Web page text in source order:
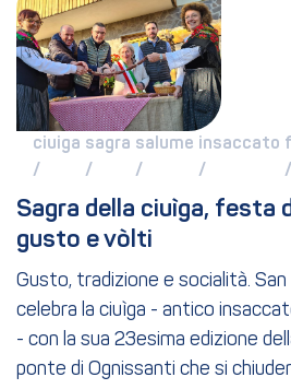
ciuiga
/
sagra
/
salume
/
insaccato
/
/
Sagra della ciuìga, festa
gusto e vòlti
Gusto, tradizione e socialità.
celebra la ciuìga - antico
- con la sua 23esima edizione
ponte di Ognissanti che si